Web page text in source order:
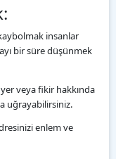
insanlar
bir süre düşünmek
veya fikir hakkında
uğrayabilirsiniz.
enlem ve